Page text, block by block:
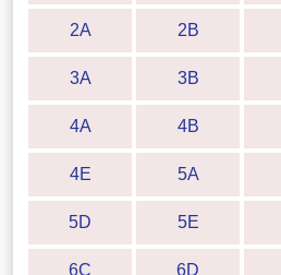
2A 2B
3A 3B
4A 4B
4E 5A
5D 5E
6C 6D